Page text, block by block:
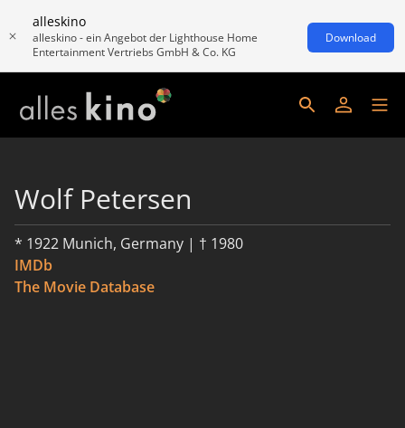
alleskino
alleskino - ein Angebot der Lighthouse Home
Entertainment Vertriebs GmbH & Co. KG
Download
Wolf Petersen
* 1922 Munich, Germany | † 1980
IMDb
The Movie Database